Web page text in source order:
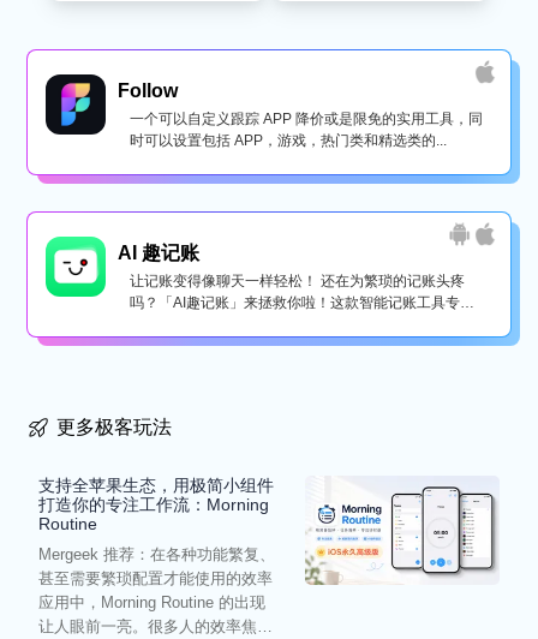
Follow
一个可以自定义跟踪 APP 降价或是限免的实用工具，同
时可以设置包括 APP，游戏，热门类和精选类的...
AI 趣记账
让记账变得像聊天一样轻松！ 还在为繁琐的记账头疼
吗？「AI趣记账」来拯救你啦！这款智能记账工具专为
更多极客玩法
支持全苹果生态，用极简小组件
打造你的专注工作流：Morning
Routine
Mergeek 推荐：在各种功能繁复、
甚至需要繁琐配置才能使用的效率
应用中，Morning Routine 的出现
让人眼前一亮。很多人的效率焦